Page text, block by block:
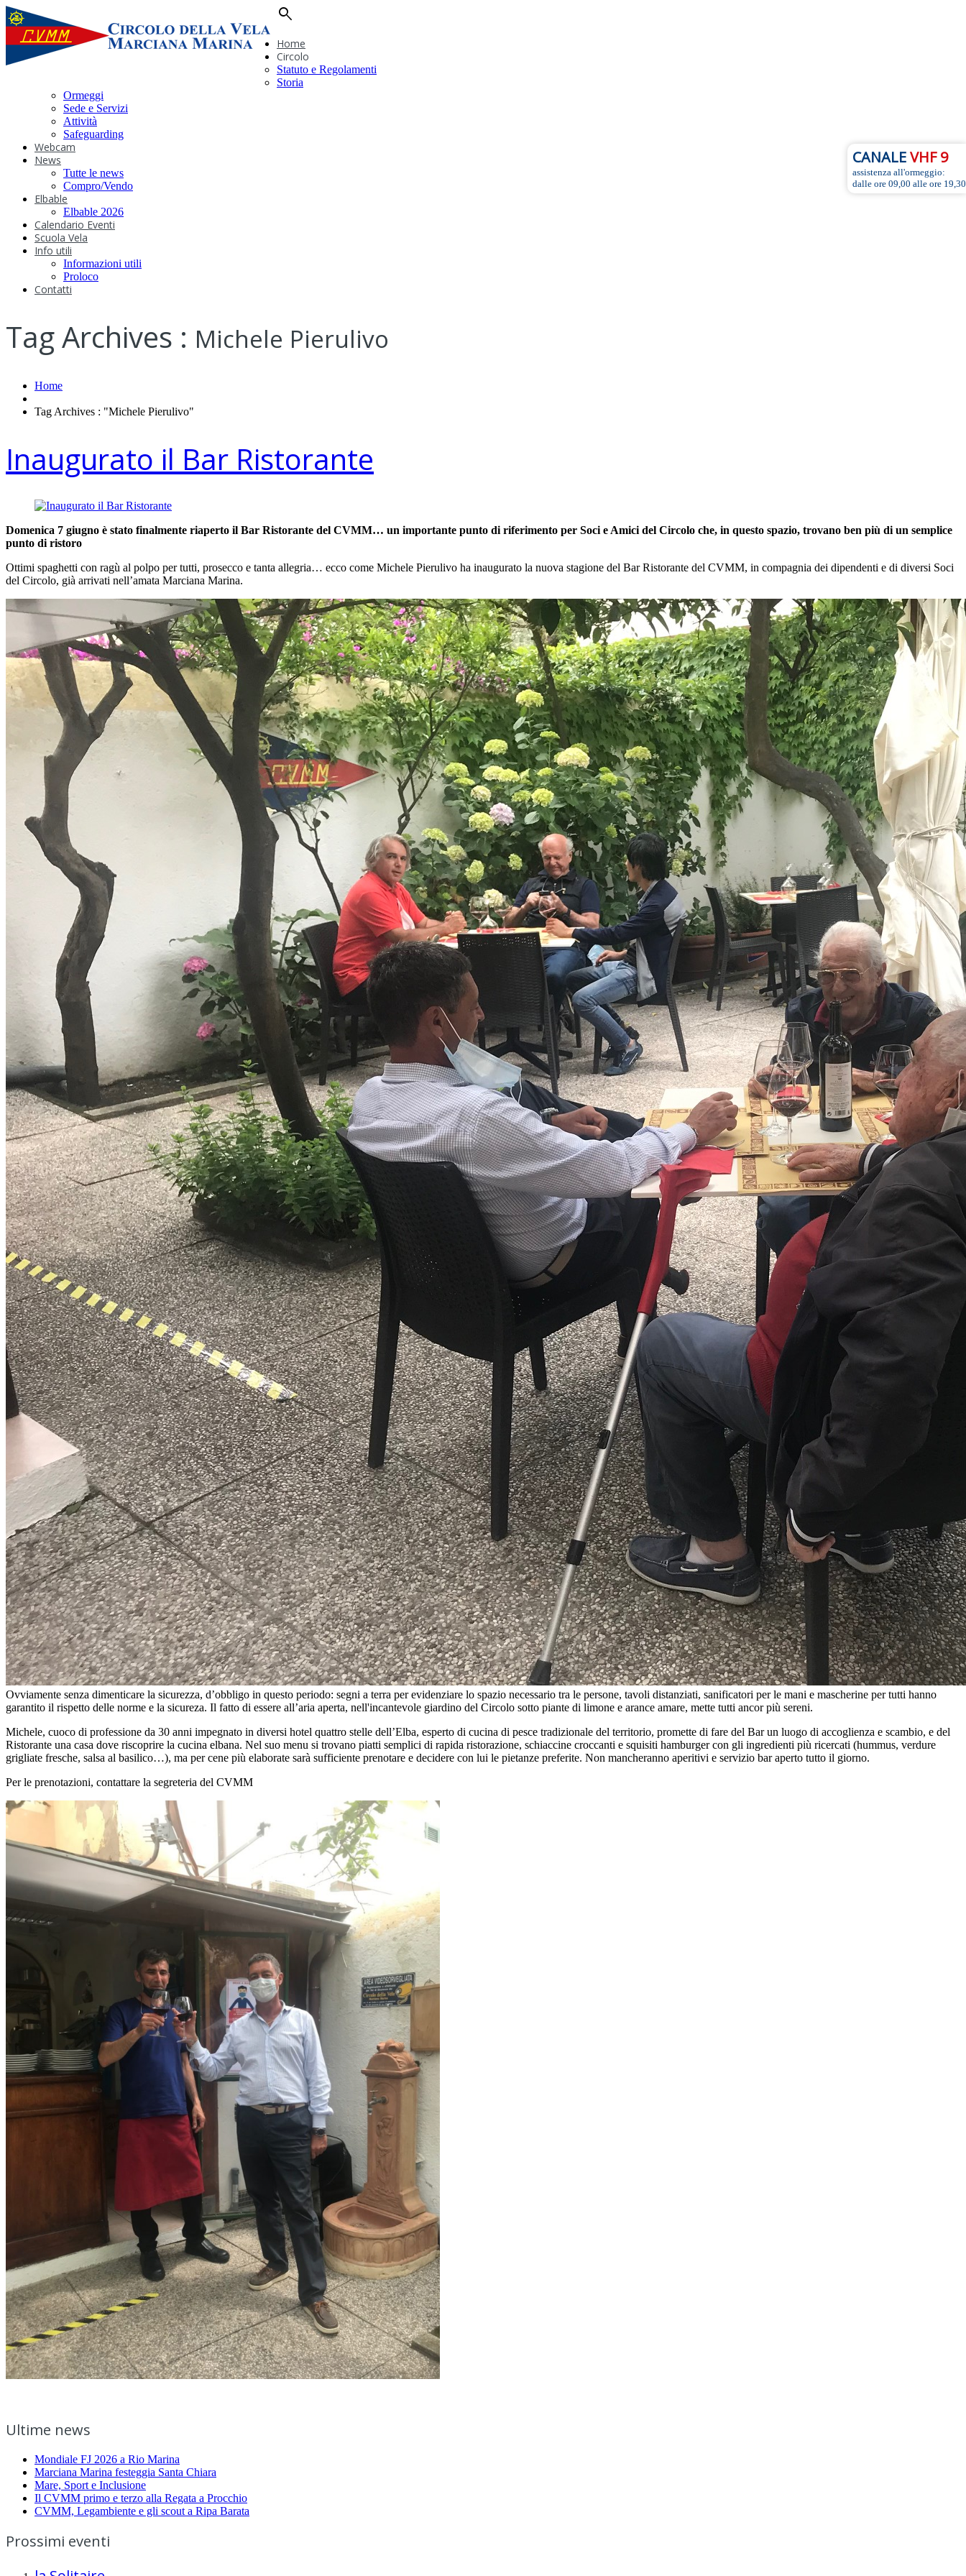
search
Home
Circolo
Statuto e Regolamenti
Storia
Ormeggi
Sede e Servizi
Attività
Safeguarding
Webcam
News
Tutte le news
Compro/Vendo
Elbable
Elbable 2026
Calendario Eventi
Scuola Vela
Info utili
Informazioni utili
Proloco
Contatti
CANALEVHF 9
assistenza all'ormeggio:
dalle ore 09,00 alle ore 19,30
Tag Archives : Michele Pierulivo
Home
Tag Archives : "Michele Pierulivo"
Inaugurato il Bar Ristorante
Domenica 7 giugno è stato finalmente riaperto il Bar Ristorante del CVMM… un importante punto di riferimento per Soci e Amici del Circolo che, in questo spazio, trovano ben più di un semplice
punto di ristoro
Ottimi spaghetti con ragù al polpo per tutti, prosecco e tanta allegria… ecco come Michele Pierulivo ha inaugurato la nuova stagione del Bar Ristorante del CVMM, in compagnia dei dipendenti e di diversi Soci
del Circolo, già arrivati nell’amata Marciana Marina.
Ovviamente senza dimenticare la sicurezza, d’obbligo in questo periodo: segni a terra per evidenziare lo spazio necessario tra le persone, tavoli distanziati, sanificatori per le mani e mascherine per tutti hanno
garantito il rispetto delle norme e la sicureza. Il fatto di essere all’aria aperta, nell'incantevole giardino del Circolo sotto piante di limone e arance amare, mette tutti ancor più sereni.
Michele, cuoco di professione da 30 anni impegnato in diversi hotel quattro stelle dell’Elba, esperto di cucina di pesce tradizionale del territorio, promette di fare del Bar un luogo di accoglienza e scambio, e del
Ristorante una casa dove riscoprire la cucina elbana. Nel suo menu si trovano piatti semplici di rapida ristorazione, schiaccine croccanti e squisiti hamburger con gli ingredienti più ricercati (hummus, verdure
grigliate fresche, salsa al basilico…), ma per cene più elaborate sarà sufficiente prenotare e decidere con lui le pietanze preferite. Non mancheranno aperitivi e servizio bar aperto tutto il giorno.
Per le prenotazioni, contattare la segreteria del CVMM
Ultime news
Mondiale FJ 2026 a Rio Marina
Marciana Marina festeggia Santa Chiara
Mare, Sport e Inclusione
Il CVMM primo e terzo alla Regata a Procchio
CVMM, Legambiente e gli scout a Ripa Barata
Prossimi eventi